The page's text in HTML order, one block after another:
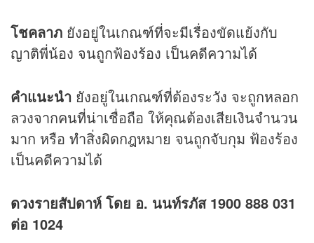
โชคลาภ ยังอยู่ในเกณฑ์ที่จะมีเรื่องขัดแย้งกับ
ญาติพี่น้อง จนถูกฟ้องร้อง เป็นคดีความได้
คำแนะนำ ยังอยู่ในเกณฑ์ที่ต้องระวัง จะถูกหลอก
ลวงจากคนที่น่าเชื่อถือ ให้คุณต้องเสียเงินจำนวน
มาก หรือ ทำสิ่งผิดกฎหมาย จนถูกจับกุม ฟ้องร้อง
เป็นคดีความได้
ดวงรายสัปดาห์ โดย อ. นนท์รภัส 1900 888 031
ต่อ 1024